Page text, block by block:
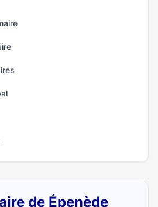
de Épenède